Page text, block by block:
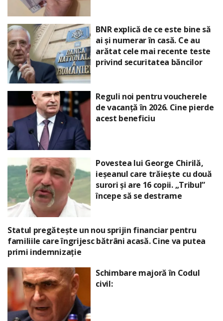
BNR explică de ce este bine să
ai și numerar în casă. Ce au
arătat cele mai recente teste
privind securitatea băncilor
Reguli noi pentru voucherele
de vacanță în 2026. Cine pierde
acest beneficiu
Povestea lui George Chirilă,
ieșeanul care trăiește cu două
surori și are 16 copii. „Tribul”
începe să se destrame
Statul pregătește un nou sprijin financiar pentru
familiile care îngrijesc bătrâni acasă. Cine va putea
primi indemnizație
Schimbare majoră în Codul
civil: